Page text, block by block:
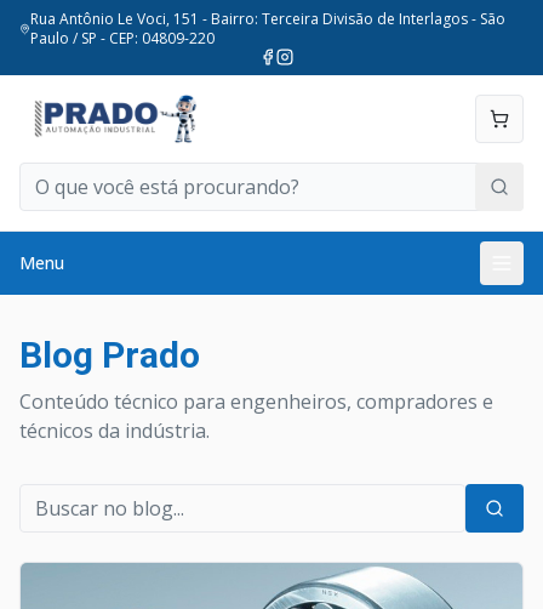
Rua Antônio Le Voci, 151 - Bairro: Terceira Divisão de Interlagos - São
Paulo / SP - CEP: 04809-220
Menu
Blog Prado
Conteúdo técnico para engenheiros, compradores e
técnicos da indústria.